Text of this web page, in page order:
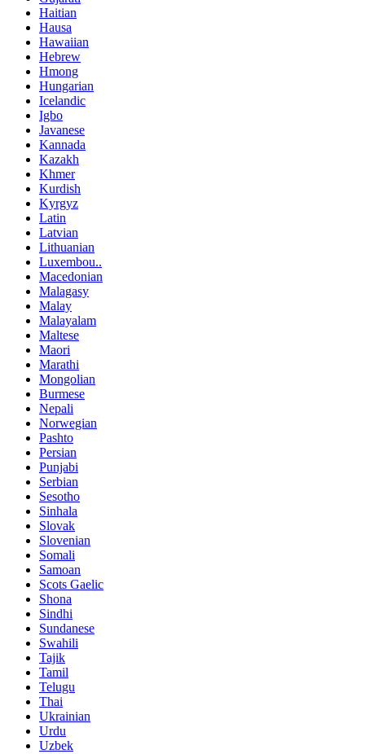
Haitian
Hausa
Hawaiian
Hebrew
Hmong
Hungarian
Icelandic
Igbo
Javanese
Kannada
Kazakh
Khmer
Kurdish
Kyrgyz
Latin
Latvian
Lithuanian
Luxembou..
Macedonian
Malagasy
Malay
Malayalam
Maltese
Maori
Marathi
Mongolian
Burmese
Nepali
Norwegian
Pashto
Persian
Punjabi
Serbian
Sesotho
Sinhala
Slovak
Slovenian
Somali
Samoan
Scots Gaelic
Shona
Sindhi
Sundanese
Swahili
Tajik
Tamil
Telugu
Thai
Ukrainian
Urdu
Uzbek